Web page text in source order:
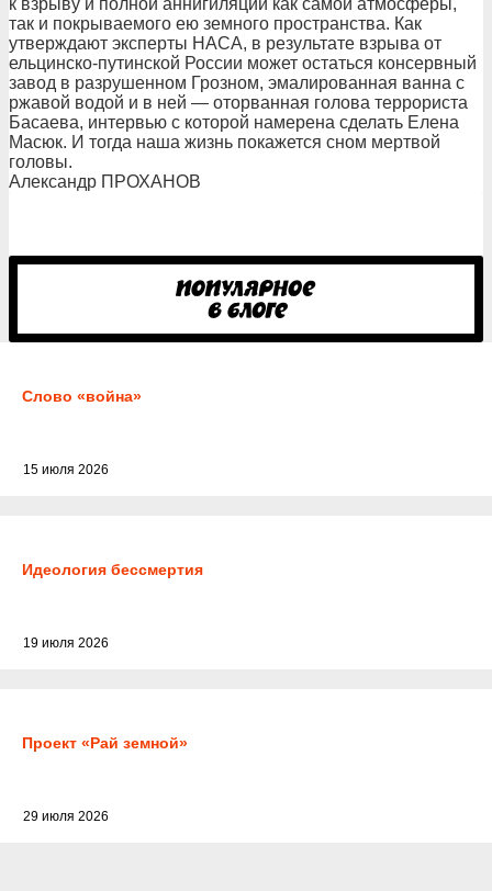
к взрыву и полной аннигиляции как самой атмосферы,
так и покрываемого ею земного пространства. Как
утверждают эксперты НАСА, в результате взрыва от
ельцинско-путинской России может остаться консервный
завод в разрушенном Грозном, эмалированная ванна с
ржавой водой и в ней — оторванная голова террориста
Басаева, интервью с которой намерена сделать Елена
Масюк. И тогда наша жизнь покажется сном мертвой
головы.
Александр ПРОХАНОВ
Слово «война»
15 июля 2026
Идеология бессмертия
19 июля 2026
Проект «Рай земной»
29 июля 2026